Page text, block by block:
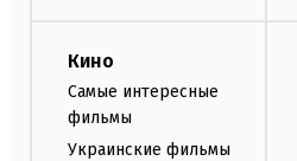
Кино
Самые интересные
фильмы
Украинские фильмы